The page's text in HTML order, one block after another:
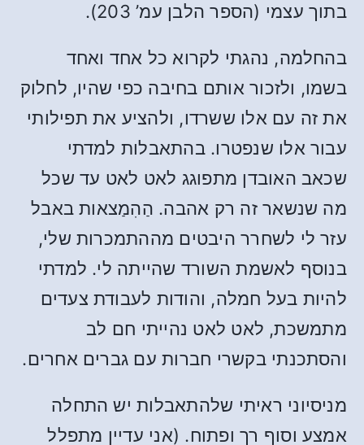
בתוך עצמי (הספר הלבן עמ’ 203).
בהחלמה, נהגתי לקרוא כל אחד ואחד
בשמו, ולזכור אותם בחיבה כפי שהיו, לחלוק
את זה עם אלו ששרדו, ולהציע את תפילותי
עבור אלו שנפטרו. בהתאבלות למדתי
שכאב האובדן מתפוגג לאט לאט עד שכל
מה שנשאר זה רק אהבה. הַהִמַצאות באבל
עזר לי לשחרר היבטים מההתמכרות שלי,
בנוסף לאשמת השורד שהייתה לי. למדתי
להיות בעל חמלה, והודות לעבודת צעדים
מתמשכת, לאט לאט נהייתי חם לב
והסתכנתי בקשרי חברות עם גברים אחרים.
מניסיוני ראיתי שלהתאבלות יש התחלה
אמצע וסוף רך ופתוח. (אני עדיין מתפלל